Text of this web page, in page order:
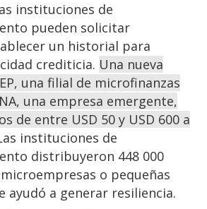
instituciones de
pueden solicitar
un historial para
crediticia. Una nueva
una filial de microfinanzas
una empresa emergente,
de entre USD 50 y USD 600 a
instituciones de
distribuyeron 448 000
o pequeñas
ayudó a generar resiliencia.